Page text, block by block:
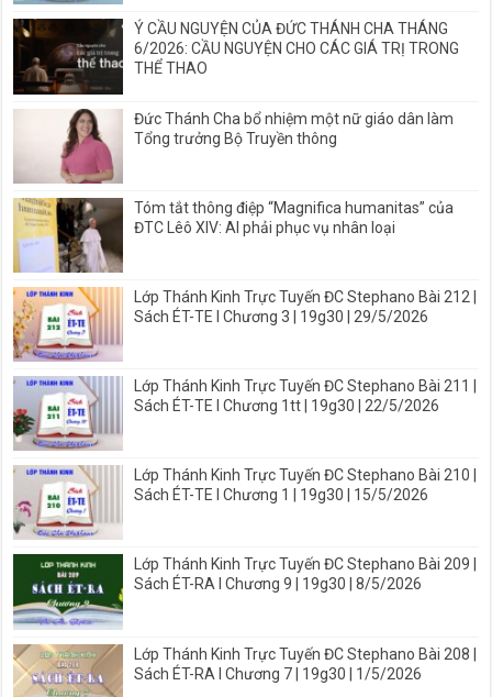
Ý CẦU NGUYỆN CỦA ĐỨC THÁNH CHA THÁNG
6/2026: CẦU NGUYỆN CHO CÁC GIÁ TRỊ TRONG
THỂ THAO
Đức Thánh Cha bổ nhiệm một nữ giáo dân làm
Tổng trưởng Bộ Truyền thông
Tóm tắt thông điệp “Magnifica humanitas” của
ĐTC Lêô XIV: AI phải phục vụ nhân loại
Lớp Thánh Kinh Trực Tuyến ĐC Stephano Bài 212 |
Sách ÉT-TE I Chương 3 | 19g30 | 29/5/2026
Lớp Thánh Kinh Trực Tuyến ĐC Stephano Bài 211 |
Sách ÉT-TE I Chương 1tt | 19g30 | 22/5/2026
Lớp Thánh Kinh Trực Tuyến ĐC Stephano Bài 210 |
Sách ÉT-TE I Chương 1 | 19g30 | 15/5/2026
Lớp Thánh Kinh Trực Tuyến ĐC Stephano Bài 209 |
Sách ÉT-RA I Chương 9 | 19g30 | 8/5/2026
Lớp Thánh Kinh Trực Tuyến ĐC Stephano Bài 208 |
Sách ÉT-RA I Chương 7 | 19g30 | 1/5/2026